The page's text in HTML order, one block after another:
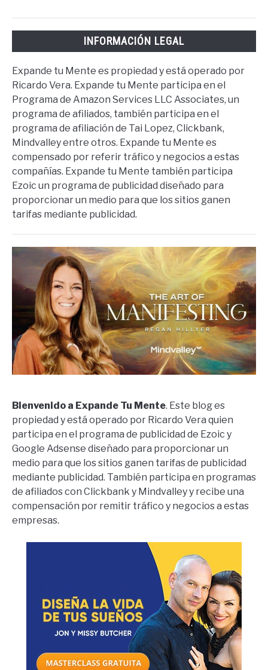
INFORMACIÓN LEGAL
Expande tu Mente es propiedad y está operado por
Ricardo Vera. Expande tu Mente participa en el
Programa de Amazon Services LLC Associates, un
programa de afiliados, también participa en el
programa de afiliación de Tai Lopez, Clickbank,
Mindvalley entre otros. Expande tu Mente es
compensado por referir tráfico y negocios a estas
compañías. Expande tu Mente también participa
Ezoic un programa de publicidad diseñado para
proporcionar un medio para que los sitios ganen
tarifas mediante publicidad.
Bienvenido a Expande Tu Mente. Este blog es
propiedad y está operado por Ricardo Vera quien
participa en el programa de publicidad de Ezoic y
Google Adsense diseñado para proporcionar un
medio para que los sitios ganen tarifas de publicidad
mediante publicidad. También participa en programas
de afiliados con Clickbank y Mindvalley y recibe una
compensación por remitir tráfico y negocios a estas
empresas.